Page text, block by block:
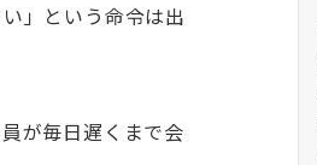
」という命令は出
が毎日遅くまで会